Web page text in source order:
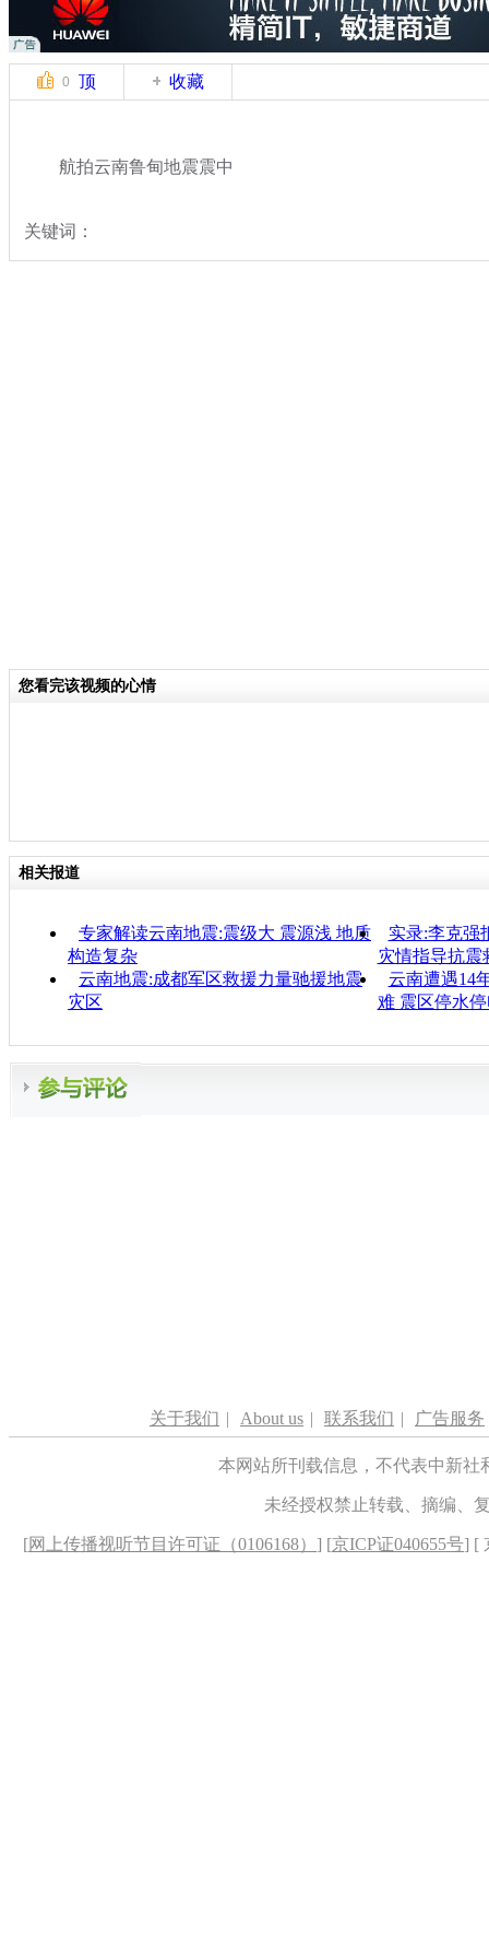
0 顶 收藏
航拍云南鲁甸地震震中
关键词：
您看完该视频的心情
相关报道
专家解读云南地震:震级大 震源浅 地质
构造复杂
实录:李克强
灾情指导抗震
云南地震:成都军区救援力量驰援地震
灾区
云南遭遇14
难 震区停水
关于我们 | About us | 联系我们 | 广告服务
本网站所刊载信息，不代表中新
未经授权禁止转载、摘编、
[网上传播视听节目许可证（0106168） ] [京ICP证040655号] [